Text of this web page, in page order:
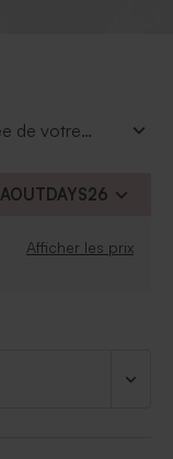
de votre
AOUTDAYS26
Afficher les prix